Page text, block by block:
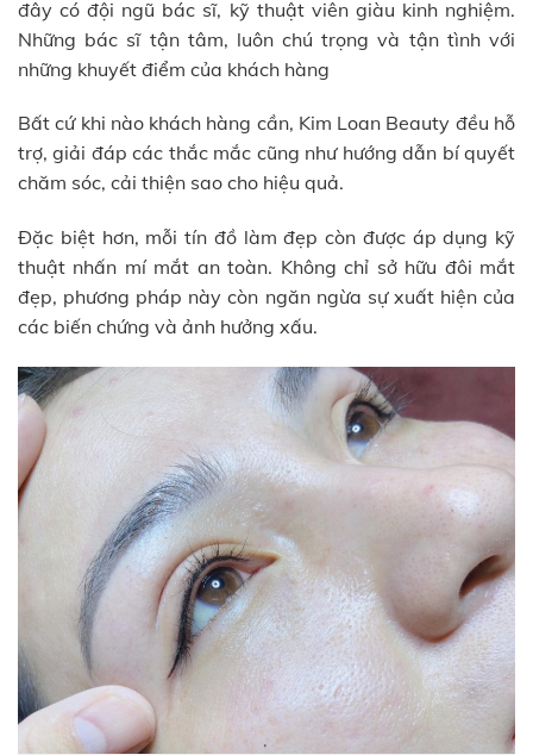
đây có đội ngũ bác sĩ, kỹ thuật viên giàu kinh nghiệm.
Những bác sĩ tận tâm, luôn chú trọng và tận tình với
những khuyết điểm của khách hàng
Bất cứ khi nào khách hàng cần, Kim Loan Beauty đều hỗ
trợ, giải đáp các thắc mắc cũng như hướng dẫn bí quyết
chăm sóc, cải thiện sao cho hiệu quả.
Đặc biệt hơn, mỗi tín đồ làm đẹp còn được áp dụng kỹ
thuật nhấn mí mắt an toàn. Không chỉ sở hữu đôi mắt
đẹp, phương pháp này còn ngăn ngừa sự xuất hiện của
các biến chứng và ảnh hưởng xấu.